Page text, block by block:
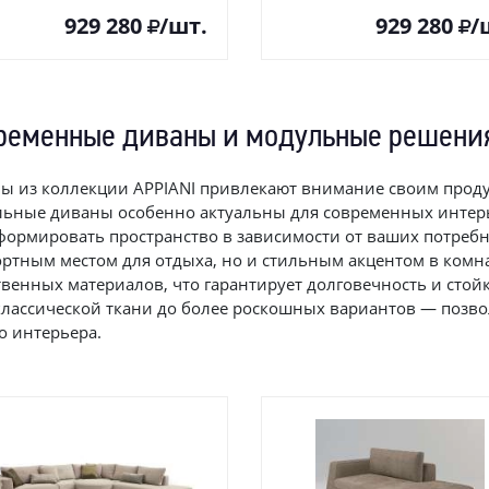
929 280 /шт. 929 280 /
диваны и модульные
из коллекции APPIANI привлекают внимание своим
диваны особенно актуальны для современных
пространство в зависимости от ваших
местом для отдыха, но и стильным акцентом в
материалов, что гарантирует долговечность и
ткани до более роскошных вариантов —
интерьера.